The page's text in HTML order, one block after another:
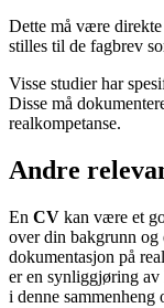
Dette må være
stilles til de fagbrev
Visse studier har
Disse må
realkompetanse.
Andre
En CV kan være et
over din bakgrunn
dokumentasjon på
er en synliggjøring av
i denne